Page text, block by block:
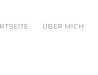
ÜBER MICH